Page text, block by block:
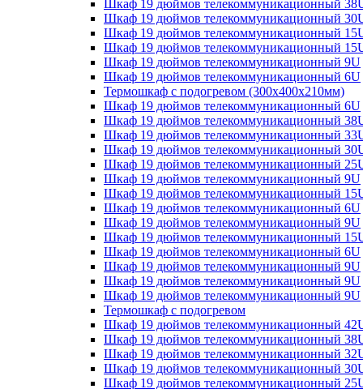
Шкаф 19 дюймов телекоммуникационный
Шкаф 19 дюймов телекоммуникационный
Шкаф 19 дюймов телекоммуникационный
Шкаф 19 дюймов телекоммуникационный
Шкаф 19 дюймов телекоммуникационный 9U
Шкаф 19 дюймов телекоммуникационный 6U
Термошкаф с подогревом (300x400x210мм)
Шкаф 19 дюймов телекоммуникационный 6U
Шкаф 19 дюймов телекоммуникационный
Шкаф 19 дюймов телекоммуникационный
Шкаф 19 дюймов телекоммуникационный
Шкаф 19 дюймов телекоммуникационный
Шкаф 19 дюймов телекоммуникационный 9U
Шкаф 19 дюймов телекоммуникационный
Шкаф 19 дюймов телекоммуникационный 6U
Шкаф 19 дюймов телекоммуникационный 9U
Шкаф 19 дюймов телекоммуникационный
Шкаф 19 дюймов телекоммуникационный 6U
Шкаф 19 дюймов телекоммуникационный 9U
Шкаф 19 дюймов телекоммуникационный 9U
Шкаф 19 дюймов телекоммуникационный 9U
Термошкаф с подогревом
Шкаф 19 дюймов телекоммуникационный
Шкаф 19 дюймов телекоммуникационный
Шкаф 19 дюймов телекоммуникационный
Шкаф 19 дюймов телекоммуникационный
Шкаф 19 дюймов телекоммуникационный